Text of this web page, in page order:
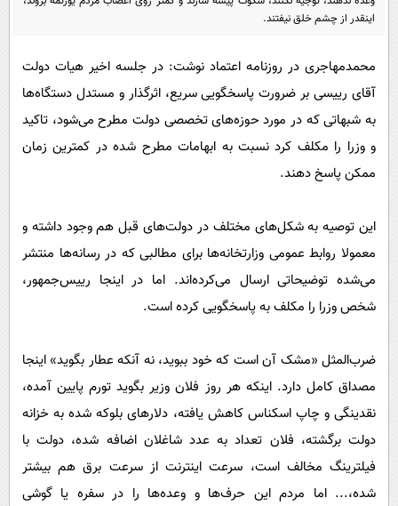
سرگرمی
گوناگون
محیط زیست
بین الملل
اجتماعی
حیات وحش
پیامک
آشپزی
دانلود
اینقدر از چشم خلق نیفتند.
محمدمهاجری در روزنامه اعتماد نوشت: در جلسه اخیر هیات دولت
آقای رییسی بر ضرورت پاسخگویی سریع، اثرگذار و مستدل دستگاه‌ها
به شبهاتی که در مورد حوزه‌های تخصصی دولت مطرح می‌شود، تاکید
و وزرا را مکلف کرد نسبت به ابهامات مطرح شده در کمترین زمان
ممکن پاسخ دهند.
این توصیه به شکل‌های مختلف در دولت‌های قبل هم وجود داشته و
معمولا روابط عمومی وزارتخانه‌ها برای مطالبی که در رسانه‌ها منتشر
می‌شده توضیحاتی ارسال می‌کرده‌اند. اما در اینجا رییس‌جمهور،
شخص وزرا را مکلف به پاسخگویی کرده است.
ضرب‌المثل «مشک آن است که خود ببوید، نه آنکه عطار بگوید» اینجا
مصداق کامل دارد. اینکه هر روز فلان وزیر بگوید تورم پایین آمده،
نقدینگی و چاپ اسکناس کاهش یافته، دلارهای بلوکه شده به خزانه
دولت برگشته، فلان تعداد به عدد شاغلان اضافه شده، دولت با
فیلترینگ مخالف است، سرعت اینترنت از سرعت برق هم بیشتر
شده،... اما مردم این حرف‌ها و وعده‌ها را در سفره یا گوشی